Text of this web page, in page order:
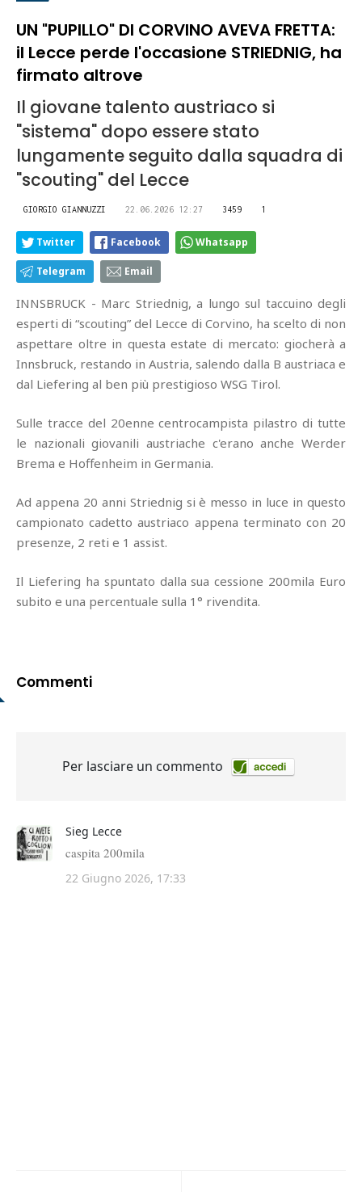
UN "PUPILLO" DI CORVINO AVEVA FRETTA:
il Lecce perde l'occasione STRIEDNIG, ha
firmato altrove
Il giovane talento austriaco si
"sistema" dopo essere stato
lungamente seguito dalla squadra di
"scouting" del Lecce
GIORGIO GIANNUZZI 22.06.2026 12:27 3459 1
Twitter Facebook Whatsapp
Telegram Email
INNSBRUCK - Marc Striednig, a lungo sul taccuino degli
esperti di “scouting” del Lecce di Corvino, ha scelto di non
aspettare oltre in questa estate di mercato: giocherà a
Innsbruck, restando in Austria, salendo dalla B austriaca e
dal Liefering al ben più prestigioso WSG Tirol.
Sulle tracce del 20enne centrocampista pilastro di tutte
le nazionali giovanili austriache c'erano anche Werder
Brema e Hoffenheim in Germania.
Ad appena 20 anni Striednig si è messo in luce in questo
campionato cadetto austriaco appena terminato con 20
presenze, 2 reti e 1 assist.
Il Liefering ha spuntato dalla sua cessione 200mila Euro
subito e una percentuale sulla 1° rivendita.
Commenti